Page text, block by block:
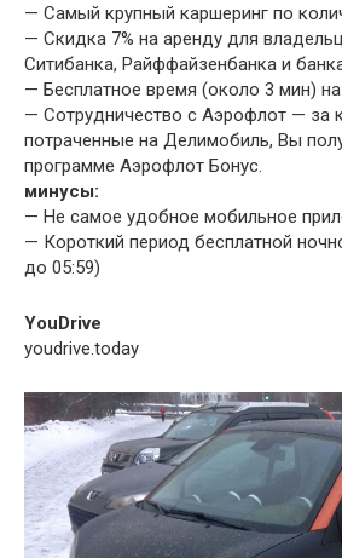
— Самый крупный каршеринг по
— Скидка 7% на аренду для
Ситибанка, Райффайзенбанка и
— Бесплатное время (около 3 мин)
— Сотрудничество с Аэрофлот — за
потраченные на Делимобиль, Вы
программе Аэрофлот Бонус.
минусы:
— Не самое удобное мобильное
— Короткий период бесплатной
до 05:59)
YouDrive
youdrive.today